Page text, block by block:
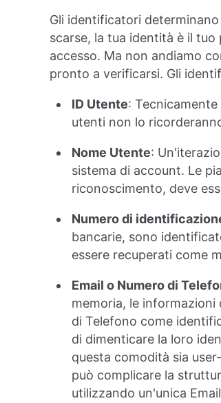
Gli identificatori
scarse, la tua identità è il
accesso. Ma non andiamo
pronto a verificarsi. Gli
ID Utente:
utenti non lo
Nome Utente:
sistema di account. Le
riconoscimento, deve
Numero di
bancarie, sono
essere recuperati come
Email o Numero di
memoria, le
di Telefono come
di dimenticare la loro
questa comodità sia
può complicare la
utilizzando un'unica